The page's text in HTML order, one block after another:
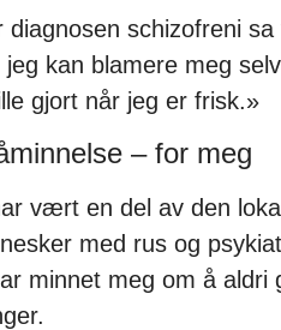
diagnosen schizofreni
kan blamere meg
gjort når jeg er frisk.»
– for meg
vært en del av den
med rus og
minnet meg om å